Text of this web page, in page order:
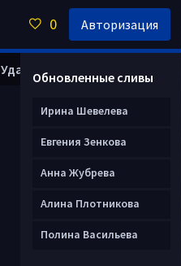
Удалить анкету
Обновленные сливы
Ирина Шевелева
Евгения Зенкова
Анна Жубрева
Алина Плотникова
Полина Васильева
0 Авторизация